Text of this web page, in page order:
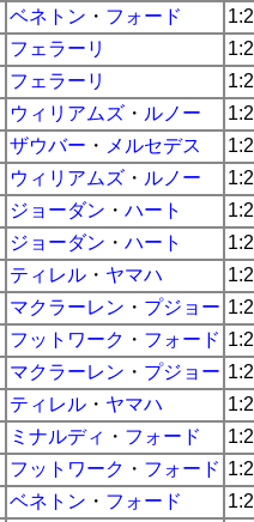
ベネトン ・ フォード
フェラーリ
フェラーリ
ウィリアムズ ・ ルノー
ザウバー ・ メルセデス
ウィリアムズ ・ ルノー
ジョーダン ・ ハート
ジョーダン ・ ハート
ティレル ・ ヤマハ
マクラーレン ・ プジョー
フットワーク ・ フォード
マクラーレン ・ プジョー
ティレル ・ ヤマハ
ミナルディ ・ フォード
フットワーク ・ フォード
ベネトン ・ フォード